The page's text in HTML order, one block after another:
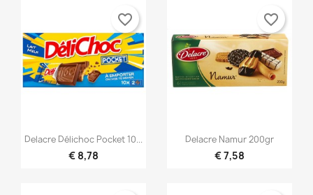
Snel bekijken
Delacre Délichoc Pocket 10...
€ 8,78
favorite_border
Snel bekijken
Delacre Namur 200gr
€ 7,58
favorite_border